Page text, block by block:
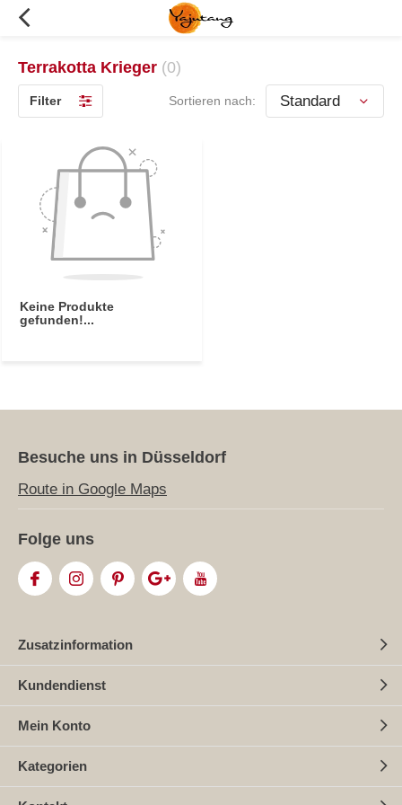
Terrakotta Krieger (0)
Filter Sortieren nach:
Keine Produkte
gefunden!...
Besuche uns in Düsseldorf
Route in Google Maps
Folge uns
Zusatzinformation
Kundendienst
Mein Konto
Kategorien